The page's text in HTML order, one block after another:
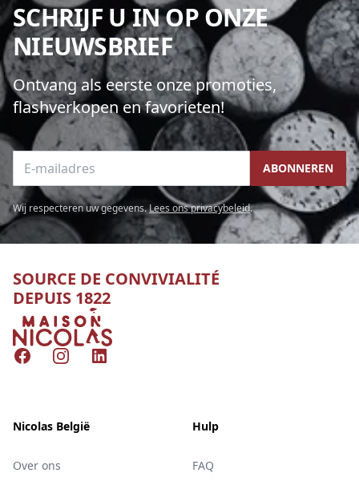
SCHRIJF U IN OP ONZE
NIEUWSBRIEF
Ontvang als eerste onze promoties,
flashverkopen en favorieten!
E-mailadres ABONNEREN
Wij respecteren uw gegevens.Lees ons privacybeleid.
SOURCE DE CONVIVIALITÉ
DEPUIS 1822
Nicolas
FacebookInstagramLinkedIn
Nicolas België
Over ons
Hulp
FAQ